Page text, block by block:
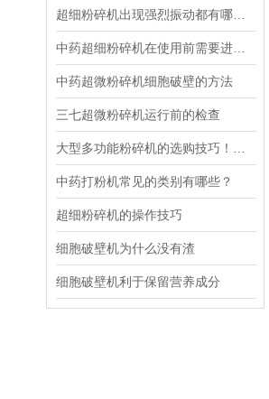
中药超微粉碎机细胞破壁的方法
三七超微粉碎机运行前的检查
中药打粉机常见的类别有哪些？
超细粉碎机的操作技巧
细胞破壁机为什么没有渣
细胞破壁机利于保留营养成分